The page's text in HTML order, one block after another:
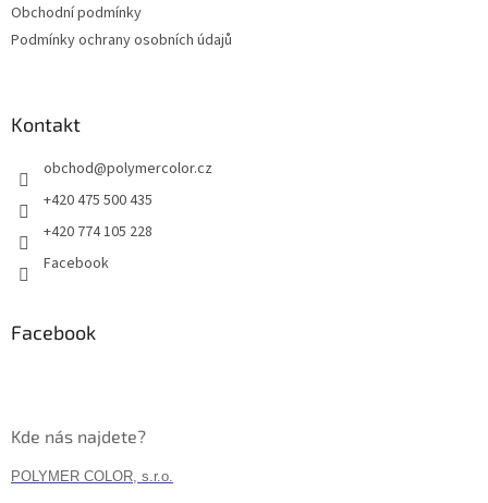
Obchodní podmínky
Podmínky ochrany osobních údajů
Kontakt
obchod@polymercolor.cz
+420 475 500 435
+420 774 105 228
Facebook
Facebook
Kde nás najdete?
POLYMER COLOR, s.r.o.